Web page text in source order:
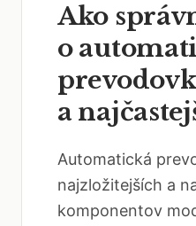
Ako
o
a
Automatická
najzložitejších a
komponentov